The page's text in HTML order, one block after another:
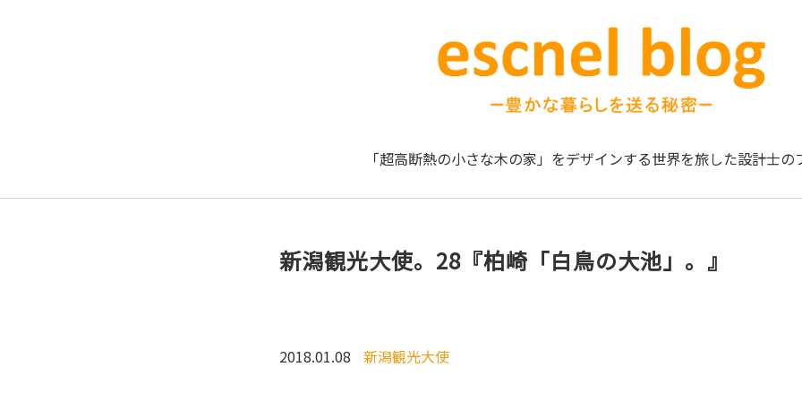
「超高断熱の小さな木の家」をデザインする世界を旅した設計士の
新潟観光大使。28『柏崎「白鳥の大池」。』
2018.01.08 新潟観光大使